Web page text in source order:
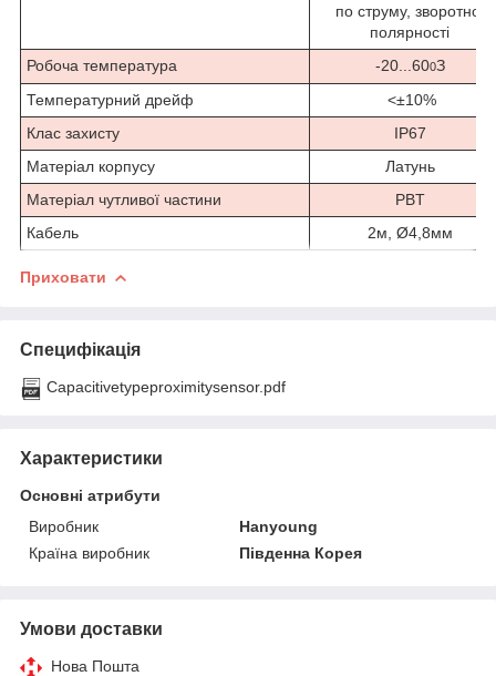
по струму, зворотної
полярності
Робоча температура
-20...600З
Температурний дрейф
<±10%
Клас захисту
IP67
Матеріал корпусу
Латунь
Матеріал чутливої частини
PBT
Кабель
2м, Ø4,8мм
Приховати
Специфікація
Capacitivetypeproximitysensor.pdf
Характеристики
Основні атрибути
Виробник
Hanyoung
Країна виробник
Південна Корея
Умови доставки
Нова Пошта